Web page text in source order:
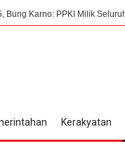
Milik Seluruh Rakyat
Kerakyatan